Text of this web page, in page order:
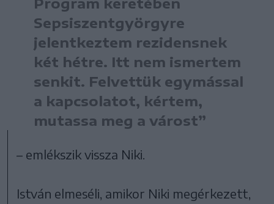
Sepsiszentgyörgyre
jelentkeztem rezidensnek
két hétre. Itt nem ismertem
senkit. Felvettük egymással
a kapcsolatot, kértem,
mutassa meg a várost”
– emlékszik vissza Niki.
István elmeséli, amikor Niki megérkezett,